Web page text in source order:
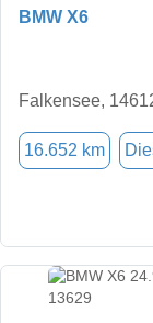
BMW X6
Falkensee,
16.652 km